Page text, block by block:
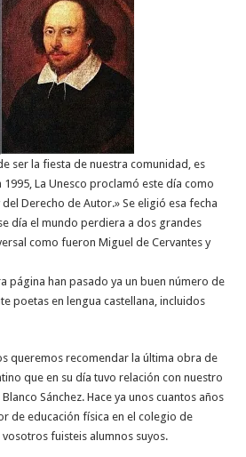
ser la fiesta de nuestra comunidad, es
La Unesco proclamó este día como
Derecho de Autor.» Se eligió esa fecha
día el mundo perdiera a dos grandes
como fueron Miguel de Cervantes y
página han pasado ya un buen número de
poetas en lengua castellana, incluidos
queremos recomendar la última obra de
que en su día tuvo relación con nuestro
Sánchez. Hace ya unos cuantos años
de educación física en el colegio de
fuisteis alumnos suyos.